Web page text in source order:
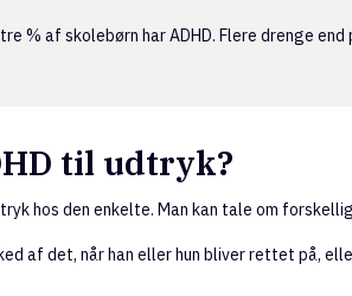
% af skolebørn har ADHD. Flere drenge
til udtryk?
hos den enkelte. Man kan tale om
af det, når han eller hun bliver rettet på,